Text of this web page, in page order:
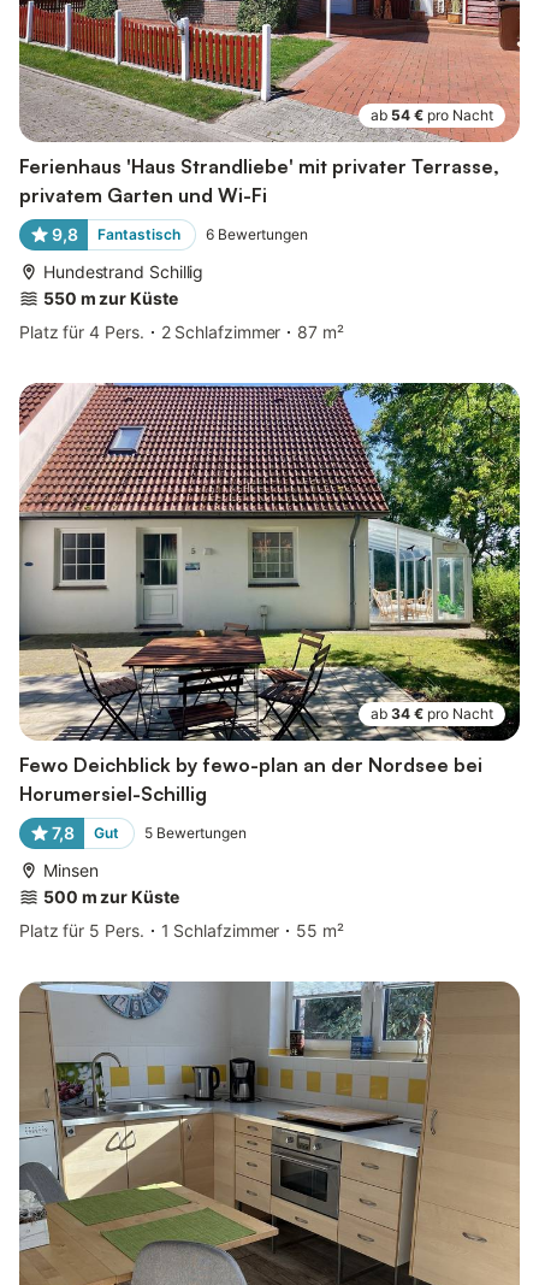
ab 54 € pro Nacht
Ferienhaus 'Haus Strandliebe' mit privater Terrasse,
privatem Garten und Wi-Fi
9,8 Fantastisch 6 Bewertungen
Hundestrand Schillig
550 m zur Küste
Platz für 4 Pers.
2 Schlafzimmer 87 m²
ab 34 € pro Nacht
Fewo Deichblick by fewo-plan an der Nordsee bei
Horumersiel-Schillig
7,8 Gut 5 Bewertungen
Minsen
500 m zur Küste
Platz für 5 Pers.
1 Schlafzimmer 55 m²